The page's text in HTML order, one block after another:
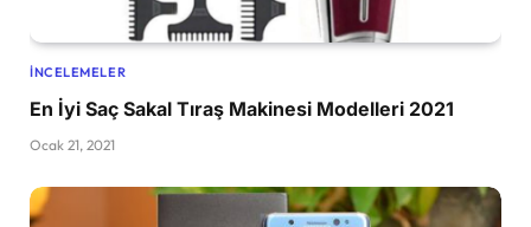
İNCELEMELER
En İyi Saç Sakal Tıraş Makinesi Modelleri 2021
Ocak 21, 2021